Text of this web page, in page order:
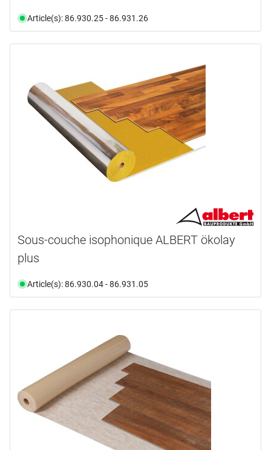
Article(s): 86.930.25 - 86.931.26
Sous-couche isophonique ALBERT ökolay
plus
Article(s): 86.930.04 - 86.931.05